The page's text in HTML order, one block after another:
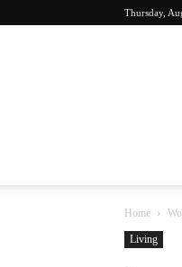
Thursday,
Home
Living